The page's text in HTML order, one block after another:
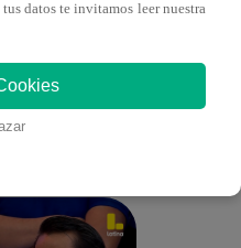
puede
datos te invitamos leer nuestra